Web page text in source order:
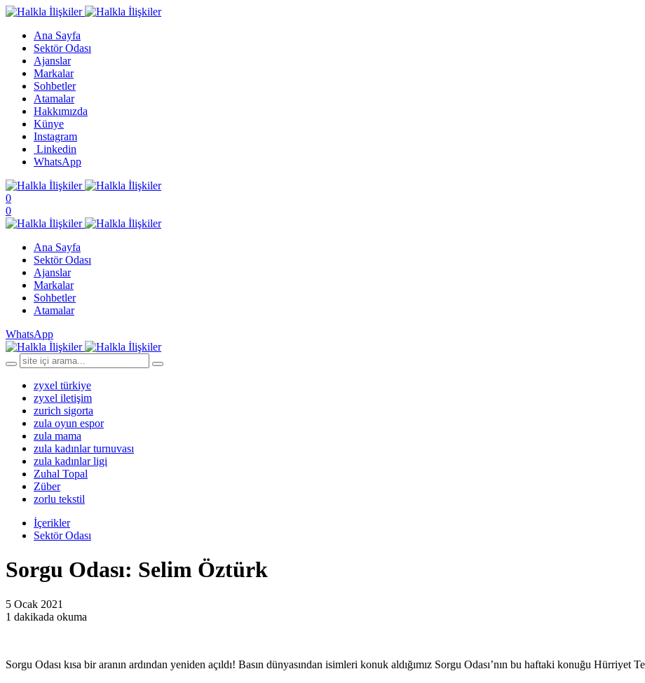
Ana Sayfa
Sektör Odası
Ajanslar
Markalar
Sohbetler
Atamalar
Hakkımızda
Künye
Instagram
Linkedin
WhatsApp
0
0
Ana Sayfa
Sektör Odası
Ajanslar
Markalar
Sohbetler
Atamalar
WhatsApp
zyxel türkiye
zyxel iletişim
zurich sigorta
zula oyun espor
zula mama
zula kadınlar turnuvası
zula kadınlar ligi
Zuhal Topal
Züber
zorlu tekstil
İçerikler
Sektör Odası
Sorgu Odası: Selim Öztürk
5 Ocak 2021
1 dakikada okuma
Sorgu Odası kısa bir aranın ardından yeniden açıldı! Basın dünyasından isimleri konuk aldığımız Sorgu Odası’nın bu haftaki konuğu